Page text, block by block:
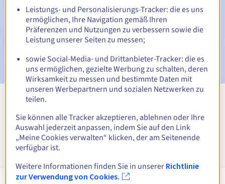
E-Mail am Ablaufdatumzur Benachrichtigung über die
Sperrung des Domainnamens
E-Mail nach Ablauf der Rückgewinnungsfrist
Benachrichtigung über die Löschung des Domainnamens
Informationen zu .waw.pl
Leistungs- und Personalisierungs-Tracker: die es uns
ermöglichen, Ihre Navigation gemäß Ihren
Präferenzen und Nutzungen zu verbessern sowie die
Leistung unserer Seiten zu messen;
sowie Social-Media- und Drittanbieter-Tracker: die es
uns ermöglichen, gezielte Werbung zu schalten, deren
Wirksamkeit zu messen und bestimmte Daten mit
unseren Werbepartnern und sozialen Netzwerken zu
teilen.
Sie können alle Tracker akzeptieren, ablehnen oder Ihre
Auswahl jederzeit anpassen, indem Sie auf den Link
„Meine Cookies verwalten“ klicken, der am Seitenende
verfügbar ist.
Weitere Informationen finden Sie in unserer Richtlinie
zur Verwendung von Cookies.